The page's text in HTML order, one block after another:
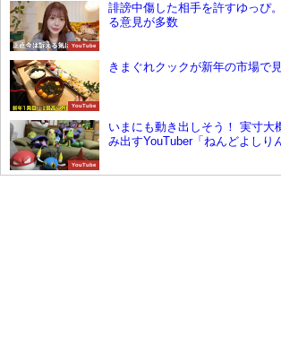
YouTube
誹謗中傷した相手を許すゆっぴ
る意見が多数
YouTube
きまぐれクックが新年の市場で
YouTube
いまにも動き出しそう！ 実寸大
み出すYouTuber「ねんどよしり